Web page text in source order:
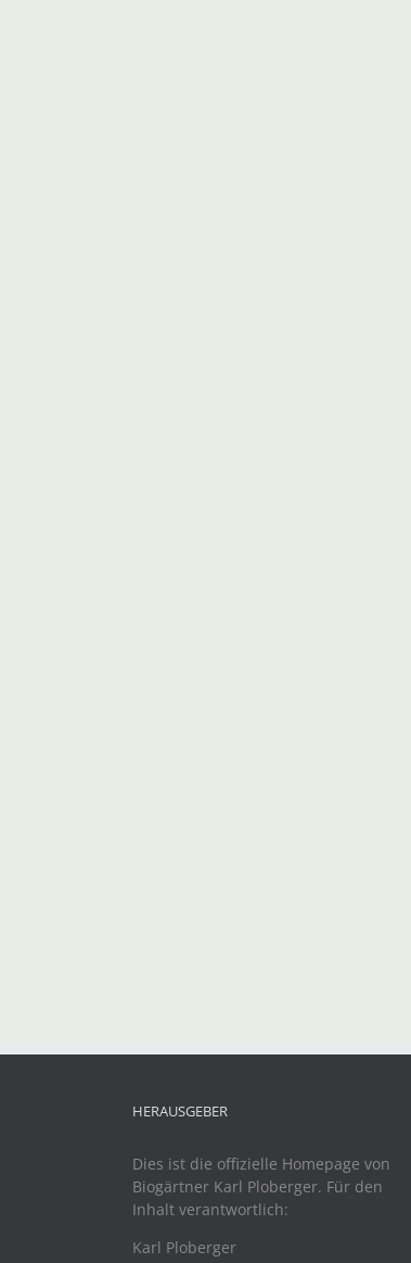
HERAUSGEBER
Dies ist die offizielle Homepage von
Biogärtner Karl Ploberger. Für den
Inhalt verantwortlich:
Karl Ploberger